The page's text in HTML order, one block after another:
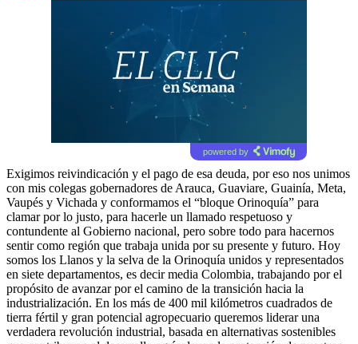
powered by
Exigimos reivindicación y el pago de esa deuda, por eso nos unimos
con mis colegas gobernadores de Arauca, Guaviare, Guainía, Meta,
Vaupés y Vichada y conformamos el “bloque Orinoquía” para
clamar por lo justo, para hacerle un llamado respetuoso y
contundente al Gobierno nacional, pero sobre todo para hacernos
sentir como región que trabaja unida por su presente y futuro. Hoy
somos los Llanos y la selva de la Orinoquía unidos y representados
en siete departamentos, es decir media Colombia, trabajando por el
propósito de avanzar por el camino de la transición hacia la
industrialización. En los más de 400 mil kilómetros cuadrados de
tierra fértil y gran potencial agropecuario queremos liderar una
verdadera revolución industrial, basada en alternativas sostenibles